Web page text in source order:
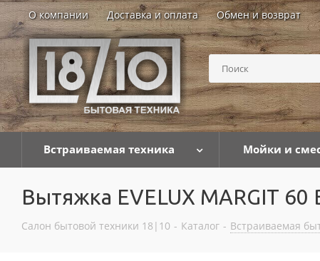
О компании Доставка и оплата Обмен и возврат
Встраиваемая техника Мойки и
Вытяжка EVELUX MARGIT 60
Салон бытовой техники 18|10 - Каталог - Встраиваемая